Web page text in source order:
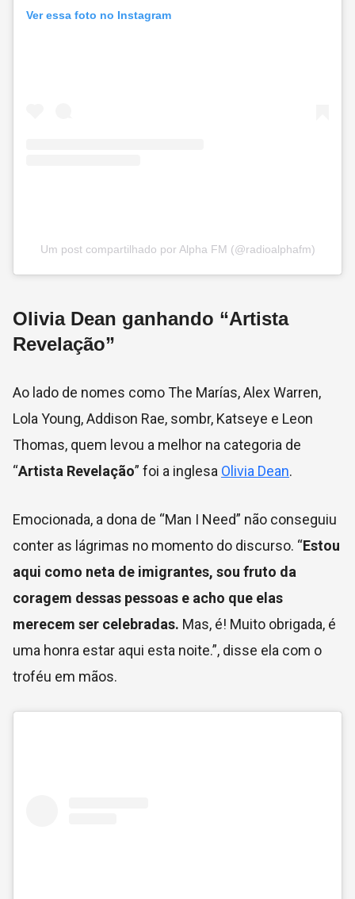
Ver essa foto no Instagram
Um post compartilhado por Alpha FM (@radioalphafm)
Olivia Dean ganhando “Artista
Revelação”
Ao lado de nomes como The Marías, Alex Warren,
Lola Young, Addison Rae, sombr, Katseye e Leon
Thomas, quem levou a melhor na categoria de
“Artista Revelação” foi a inglesa Olivia Dean.
Emocionada, a dona de “Man I Need” não conseguiu
conter as lágrimas no momento do discurso. “Estou
aqui como neta de imigrantes, sou fruto da
coragem dessas pessoas e acho que elas
merecem ser celebradas. Mas, é! Muito obrigada, é
uma honra estar aqui esta noite.”, disse ela com o
troféu em mãos.